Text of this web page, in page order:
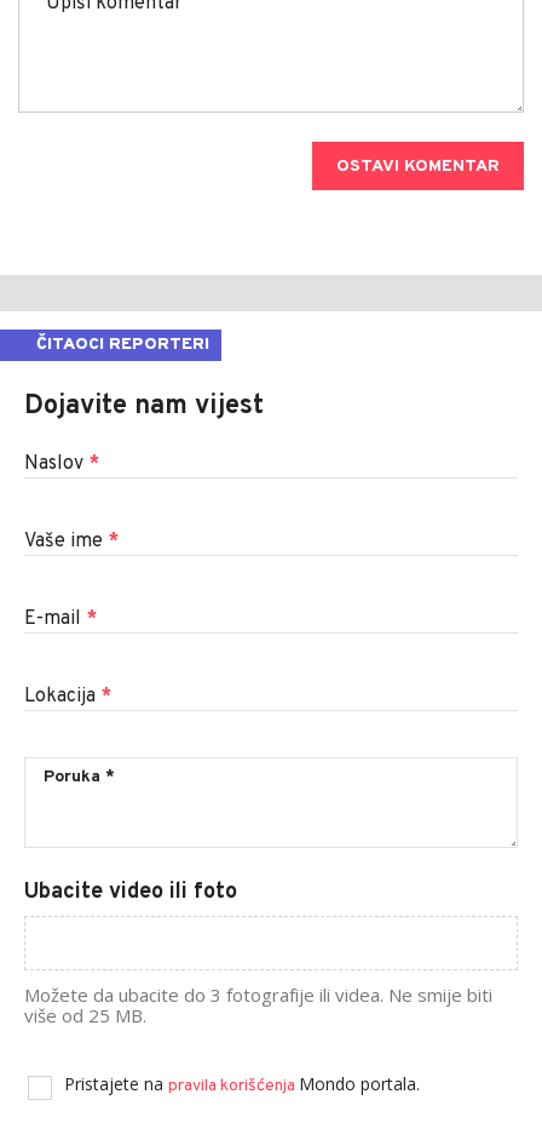
OSTAVI KOMENTAR
ČITAOCI REPORTERI
Dojavite nam vijest
Naslov *
Vaše ime *
E-mail *
Lokacija *
Ubacite video ili foto
Možete da ubacite do 3 fotografije ili videa. Ne smije biti
više od 25 MB.
Pristajete na pravila korišćenja Mondo portala.